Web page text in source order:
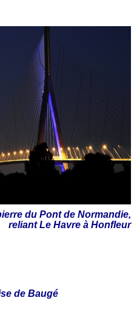
du Pont de Normandie,
reliant Le Havre à Honfleur
de Baugé